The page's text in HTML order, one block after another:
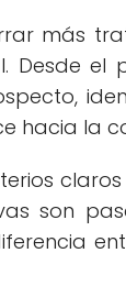
más
el
hacia la
son